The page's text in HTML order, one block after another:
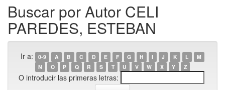
Buscar por Autor CELI
PAREDES, ESTEBAN
Ir a: 0-9 A B C D E F G H I J K L
M
N
O P Q R S T U V W X Y Z
O introducir las primeras letras: